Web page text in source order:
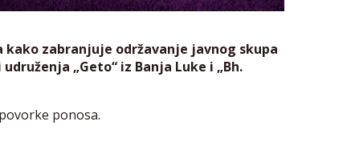
zabranjuje održavanje javnog skupa
„Geto“ iz Banja Luke i „Bh.
ponosa.